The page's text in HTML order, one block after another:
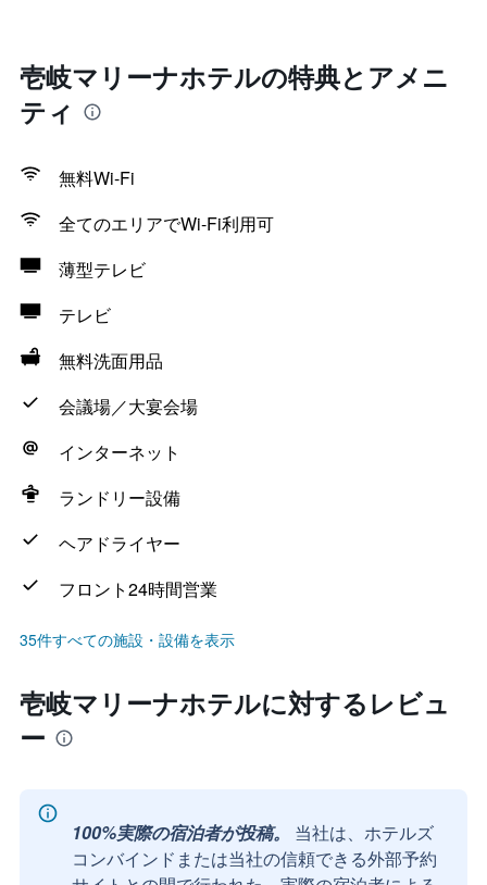
壱岐マリーナホテルの特典とアメニ
ティ
無料Wi-Fi
全てのエリアでWi-Fi利用可
薄型テレビ
テレビ
無料洗面用品
会議場／大宴会場
インターネット
ランドリー設備
ヘアドライヤー
フロント24時間営業
35件すべての施設・設備を表示
壱岐マリーナホテルに対するレビュ
ー
100%実際の宿泊者が投稿。
当社は、ホテルズ
コンバインドまたは当社の信頼できる外部予約